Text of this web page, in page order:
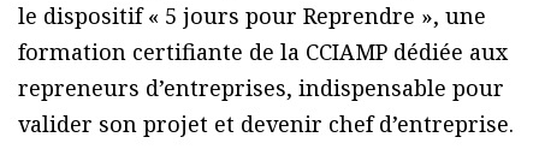
le dispositif « 5 jours pour Reprendre », une
formation certifiante de la CCIAMP dédiée aux
repreneurs d’entreprises, indispensable pour
valider son projet et devenir chef d’entreprise.